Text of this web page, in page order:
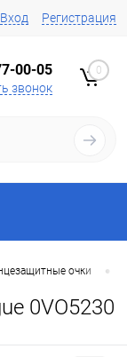
Вход Регистрация
00-05
звонок
0
очки •
0VO5230